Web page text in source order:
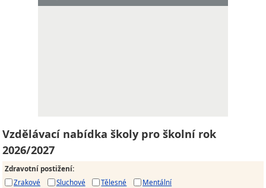
Vzdělávací nabídka školy pro školní rok
2026/2027
Zdravotní postižení:
Zrakové
Sluchové Tělesné
Mentální